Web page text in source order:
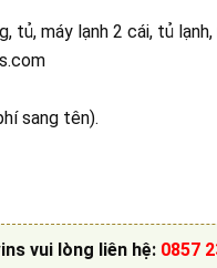
tủ, máy lạnh 2 cái, tủ
sang tên).
vui lòng liên hệ: 0857